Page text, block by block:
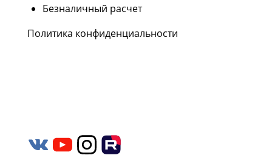
Безналичный расчет
Политика конфиденциальности